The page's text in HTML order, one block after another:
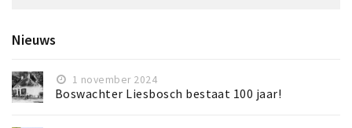
Nieuws
1 november 2024
Boswachter Liesbosch bestaat 100 jaar!